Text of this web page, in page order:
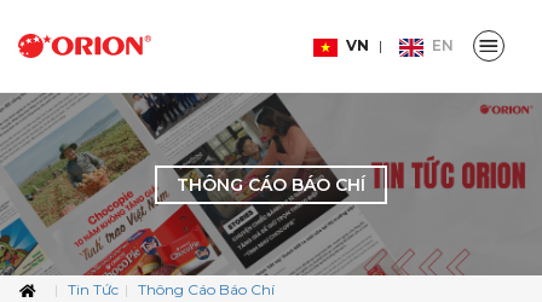
VN EN
THÔNG CÁO BÁO CHÍ
Tin Tức Thông Cáo Báo Chí